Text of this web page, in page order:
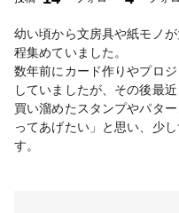
幼い頃から文房具や紙モノ
程集めていました。
数年前にカード作りやプロ
していましたが、その後最
買い溜めたスタンプやパタ
ってあげたい」と思い、少
す。